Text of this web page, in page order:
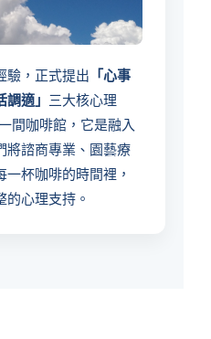
驗，正式提出 「心事
適」 三大核心理
間咖啡館，它是融入
將諮商專業、園藝療
杯咖啡的時間裡，
的心理支持。